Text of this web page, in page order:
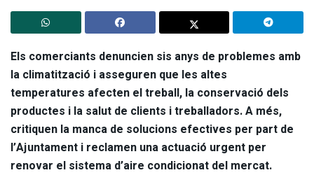
Els comerciants denuncien sis anys de problemes amb
la climatització i asseguren que les altes
temperatures afecten el treball, la conservació dels
productes i la salut de clients i treballadors. A més,
critiquen la manca de solucions efectives per part de
l’Ajuntament i reclamen una actuació urgent per
renovar el sistema d’aire condicionat del mercat.